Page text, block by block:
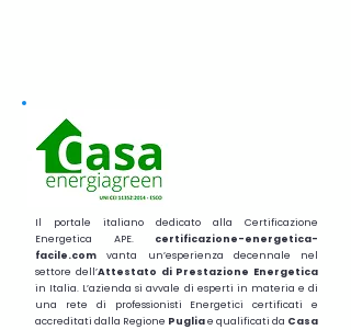
Il portale italiano dedicato alla Certificazione
Energetica APE. certificazione-energetica-
facile.com vanta un’esperienza decennale nel
settore dell’Attestato di Prestazione Energetica
in Italia. L’azienda si avvale di esperti in materia e di
una rete di professionisti Energetici certificati e
accreditati dalla Regione Pugliae qualificati da Casa